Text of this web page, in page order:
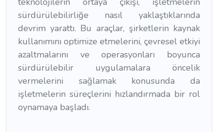
sürdürülebilirliğe nasıl yaklaştıklarında
devrim yarattı. Bu araçlar, şirketlerin kaynak
kullanımını optimize etmelerini, çevresel etkiyi
azaltmalarını ve operasyonları boyunca
sürdürülebilir uygulamalara öncelik
vermelerini sağlamak konusunda da
işletmelerin süreçlerini hızlandırmada bir rol
oynamaya başladı.